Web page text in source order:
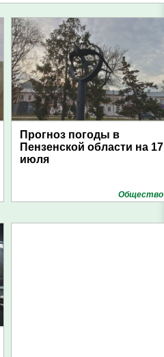
Прогноз погоды в
Пензенской области на 17
июля
Общество